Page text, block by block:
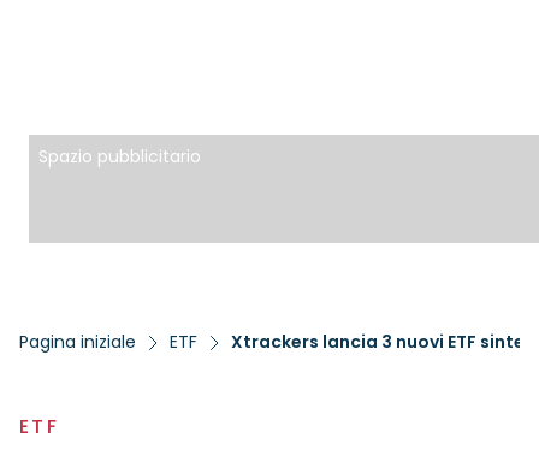
Spazio pubblicitario
Pagina iniziale ETF Xtrackers lancia 3 nuovi ETF
ETF